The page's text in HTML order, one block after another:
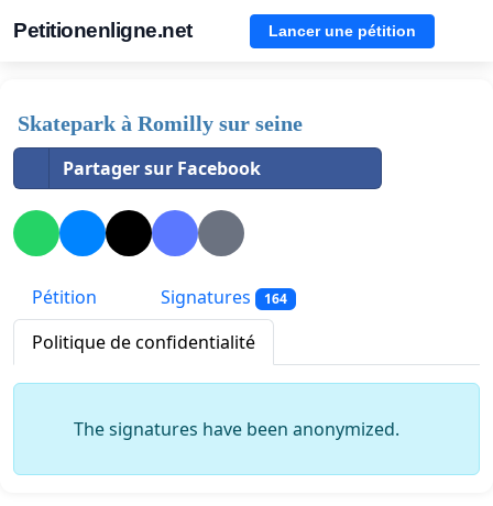
Petitionenligne.net Lancer une pétition
Skatepark à Romilly sur seine
Partager sur Facebook
Pétition Signatures 164
Politique de confidentialité
The signatures have been anonymized.